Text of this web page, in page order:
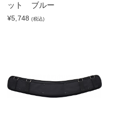
ット ブルー
¥5,748 (税込)